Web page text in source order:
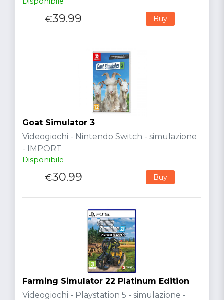
€39.99 Buy
Goat Simulator 3
Videogiochi - Nintendo Switch - simulazione
- IMPORT
Disponibile
€30.99 Buy
Farming Simulator 22 Platinum Edition
Videogiochi - Playstation 5 - simulazione -